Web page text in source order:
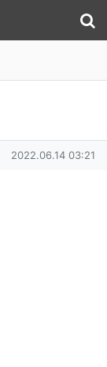
작성일
2022.06.14 03:21